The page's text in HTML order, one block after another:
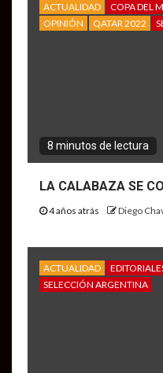
ACTUALIDAD COPA DEL
OPINIÓN
QATAR 2022
8 minutos de lectura
LA CALABAZA SE
4 años atrás Diego
ACTUALIDAD
SELECCIÓN ARGENTINA